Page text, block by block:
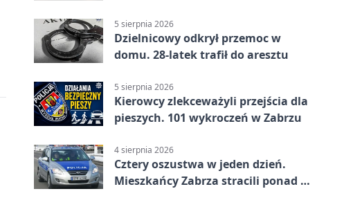
5 sierpnia 2026
Dzielnicowy odkrył przemoc w
domu. 28-latek trafił do aresztu
5 sierpnia 2026
Kierowcy zlekceważyli przejścia dla
pieszych. 101 wykroczeń w Zabrzu
4 sierpnia 2026
Cztery oszustwa w jeden dzień.
Mieszkańcy Zabrza stracili ponad 6